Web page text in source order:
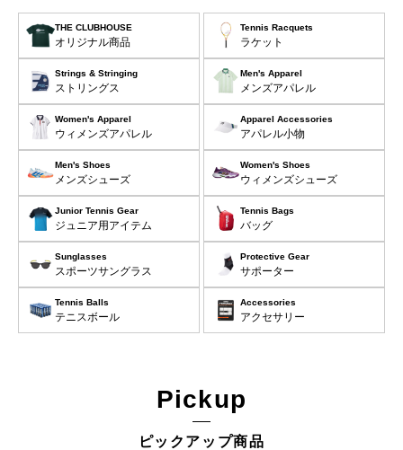
THE CLUBHOUSE
オリジナル商品
Tennis Racquets
ラケット
Strings & Stringing
ストリングス
Men's Apparel
メンズアパレル
Women's Apparel
ウィメンズアパレル
Apparel Accessories
アパレル小物
Men's Shoes
メンズシューズ
Women's Shoes
ウィメンズシューズ
Junior Tennis Gear
ジュニア用アイテム
Tennis Bags
バッグ
Sunglasses
スポーツサングラス
Protective Gear
サポーター
Tennis Balls
テニスボール
Accessories
アクセサリー
Pickup
ピックアップ商品